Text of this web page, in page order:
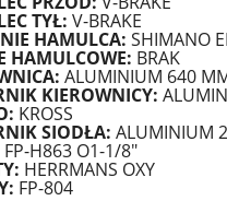
TYŁ: V-BRAKE
HAMULCA: SHIMANO
HAMULCOWE: BRAK
ALUMINIUM 640
KIEROWNICY:
KROSS
SIODŁA: ALUMINIUM
FP-H863 O1-1/8"
HERRMANS OXY
FP-804